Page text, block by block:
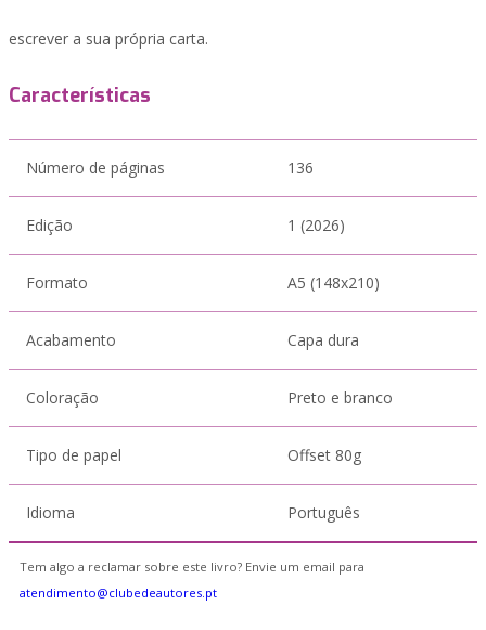
escrever a sua própria carta.
Características
Número de páginas 136
Edição 1 (2026)
Formato A5 (148x210)
Acabamento Capa dura
Coloração Preto e branco
Tipo de papel Offset 80g
Idioma Português
Tem algo a reclamar sobre este livro? Envie um email para
atendimento@clubedeautores.pt